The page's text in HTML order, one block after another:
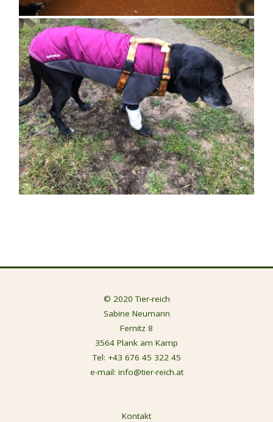
© 2020 Tier-reich
Sabine Neumann
Fernitz 8
3564 Plank am Kamp
Tel: +43 676 45 322 45
e-mail: info@tier-reich.at
Kontakt